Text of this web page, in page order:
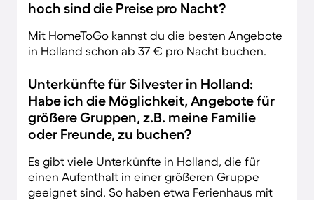
hoch sind die Preise pro Nacht?
Mit HomeToGo kannst du die besten Angebote
in Holland schon ab 37 € pro Nacht buchen.
Unterkünfte für Silvester in Holland:
Habe ich die Möglichkeit, Angebote für
größere Gruppen, z.B. meine Familie
oder Freunde, zu buchen?
Es gibt viele Unterkünfte in Holland, die für
einen Aufenthalt in einer größeren Gruppe
geeignet sind. So haben etwa Ferienhaus mit